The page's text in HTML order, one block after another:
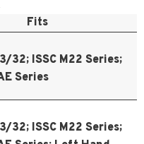
Fits
32; ISSC M22 Series;
Series
32; ISSC M22 Series;